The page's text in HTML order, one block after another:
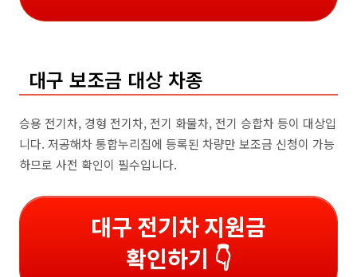
대구 보조금 대상 차종
승용 전기차, 경형 전기차, 전기 화물차, 전기 승합차 등이 대상입
니다. 저공해차 통합누리집에 등록된 차량만 보조금 신청이 가능
하므로 사전 확인이 필수입니다.
대구 전기차 지원금
확인하기 👇